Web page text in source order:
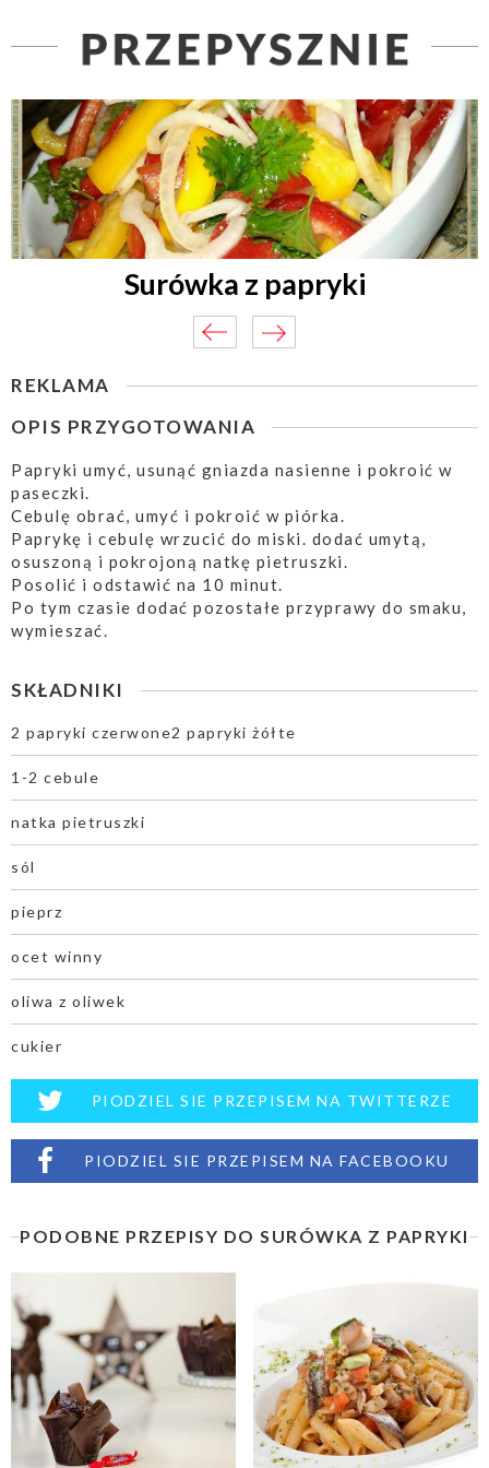
Surówka z papryki
REKLAMA
OPIS PRZYGOTOWANIA
Papryki umyć, usunąć gniazda nasienne i pokroić w
paseczki.
Cebulę obrać, umyć i pokroić w piórka.
Paprykę i cebulę wrzucić do miski. dodać umytą,
osuszoną i pokrojoną natkę pietruszki.
Posolić i odstawić na 10 minut.
Po tym czasie dodać pozostałe przyprawy do smaku,
wymieszać.
SKŁADNIKI
2 papryki czerwone2 papryki żółte
1-2 cebule
natka pietruszki
sól
pieprz
ocet winny
oliwa z oliwek
cukier
PIODZIEL SIE PRZEPISEM NA TWITTERZE
PIODZIEL SIE PRZEPISEM NA FACEBOOKU
PODOBNE PRZEPISY DO SURÓWKA Z PAPRYKI